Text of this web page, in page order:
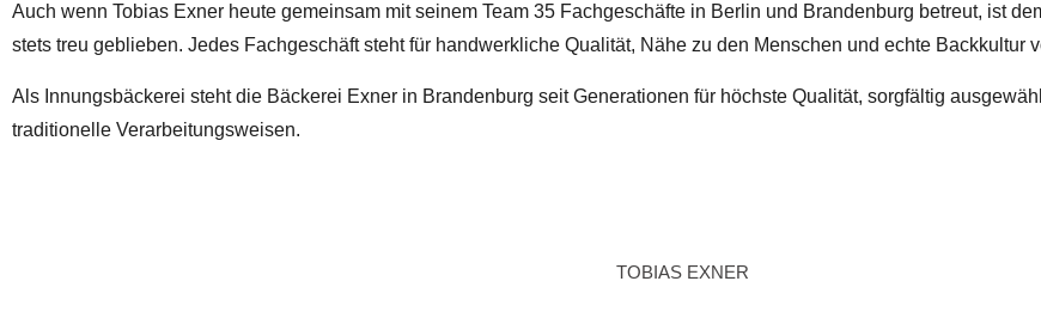
Auch wenn Tobias Exner heute gemeinsam mit seinem Team 35 Fachgeschäfte in Berlin und Brandenburg betreut, ist
stets treu geblieben. Jedes Fachgeschäft steht für handwerkliche Qualität, Nähe zu den Menschen und echte Backkultur
Als Innungsbäckerei steht die Bäckerei Exner in Brandenburg seit Generationen für höchste Qualität, sorgfältig
traditionelle Verarbeitungsweisen.
TOBIAS EXNER